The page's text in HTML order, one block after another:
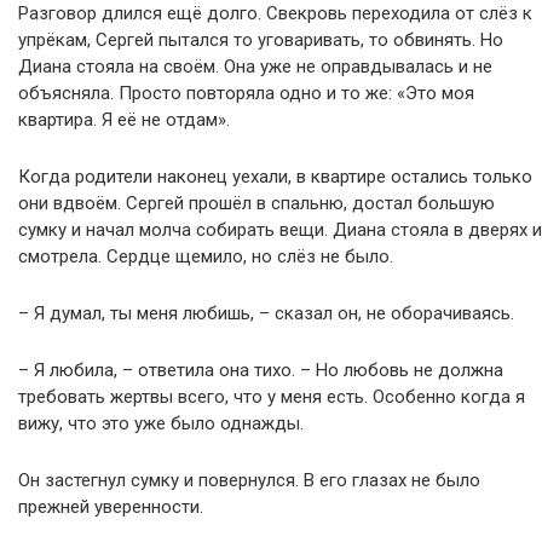
Разговор длился ещё долго. Свекровь переходила от слёз к
упрёкам, Сергей пытался то уговаривать, то обвинять. Но
Диана стояла на своём. Она уже не оправдывалась и не
объясняла. Просто повторяла одно и то же: «Это моя
квартира. Я её не отдам».
Когда родители наконец уехали, в квартире остались только
они вдвоём. Сергей прошёл в спальню, достал большую
сумку и начал молча собирать вещи. Диана стояла в дверях и
смотрела. Сердце щемило, но слёз не было.
– Я думал, ты меня любишь, – сказал он, не оборачиваясь.
– Я любила, – ответила она тихо. – Но любовь не должна
требовать жертвы всего, что у меня есть. Особенно когда я
вижу, что это уже было однажды.
Он застегнул сумку и повернулся. В его глазах не было
прежней уверенности.